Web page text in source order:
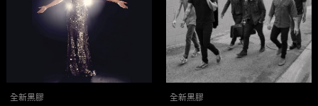
全新黑膠 全新黑膠